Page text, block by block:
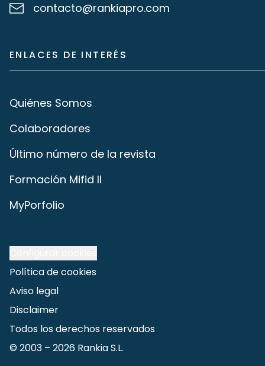
contacto@rankiapro.com
ENLACES DE INTERÉS
Quiénes Somos
Colaboradores
Último número de la revista
Formación Mifid II
MyPorfolio
Política de cookies
Aviso legal
Disclaimer
Todos los derechos reservados
© 2003 – 2026 Rankia S.L.